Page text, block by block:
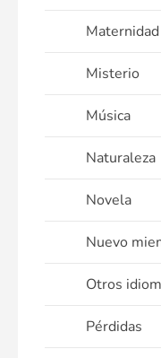
Maternidad
Misterio
Música
Naturaleza
Novela
Nuevo
Otros
Pérdidas